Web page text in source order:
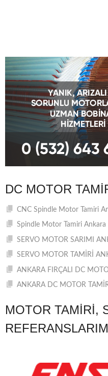
DC MOTOR
CNC Spindle Motor Tamiri
Spindle Motor Tamiri Ankara
SERVO MOTOR SARIMI
SERVO MOTOR TAMİRİ
ANKARA FIRÇALI DC
ANKARA DC MOTOR
MOTOR TAMIRI,